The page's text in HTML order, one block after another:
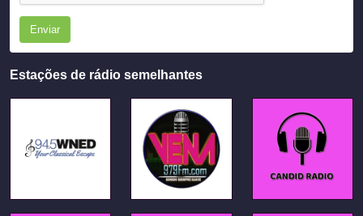
Enviar
Estações de rádio semelhantes